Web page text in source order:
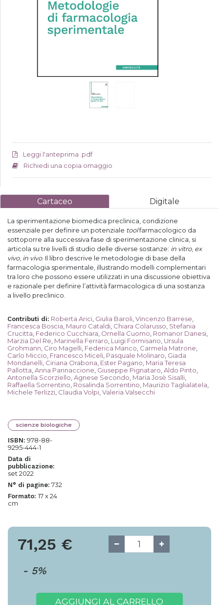
Leggi l'anteprima .pdf
Richiedi una copia omaggio
Cartaceo Digitale
La sperimentazione biomedica preclinica, condizione
essenziale per definire un potenziale toolfarmacologico da
sottoporre alla successiva fase di sperimentazione clinica, si
articola su tre livelli di studio delle diverse sostanze: in vitro, ex
vivo, in vivo. Il libro descrive le metodologie di base della
farmacologia sperimentale, illustrando modelli complementari
tra loro che possono essere utilizzati in una discussione obiettiva
e razionale per definire l’attività farmacologica di una sostanza
a livello preclinico.
Contributi di: Roberta Arici Giulia Baroli Vincenzo Barrese
Francesca Boscia Mauro Cataldi Chiara Colarusso Stefania
Crucitta Federico Cucchiara Ornella Cuomo Romanor Danesi
Marzia Del Re Marinella Ferraro Luigi Formisano Ursula
Grohmann Ciro Magelli Federica Manco Carmela Matrone
Carlo Miccio Francesco Miceli Pasquale Molinaro Giada
Mondanelli Ciriana Orabona Ester Pagano Maria Teresa
Pallotta Anna Pannaccione Giuseppe Pignataro Aldo Pinto
Antonella Scorziello Agnese Secondo Maria Josè Sisalli
Raffaella Sorrentino Rosalinda Sorrentino Maurizio Taglialatela
Michele Terlizzi Claudia Volpi Valeria Valsecchi
scienze biologiche
ISBN: 978-88-
9295-444-1
Data di
pubblicazione:
set 2022
N° di pagine: 732
Formato: 17 x 24
cm
71,25 €
- 5%
AGGIUNGI AL CARRELLO